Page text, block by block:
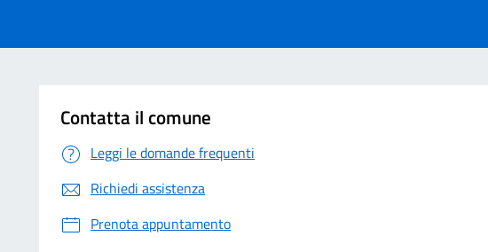
Contatta il comune
Leggi le domande frequenti
Richiedi assistenza
Prenota appuntamento